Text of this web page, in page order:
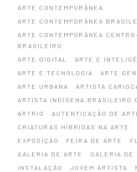
ARTE CONTEMPORÂNEA
ARTE CONTEMPORÂNEA
ARTE CONTEMPORÂNEA
BRASILEIRO
ARTE DIGITAL
ARTE E
ARTE E TECNOLOGIA
ARTE
ARTE URBANA
ARTISTA
ARTISTA INDÍGENA BRASILEIRO
ARTRIO
AUTENTICAÇÃO DE
CRIATURAS HÍBRIDAS NA ARTE
EXPOSIÇÃO
FEIRA DE ARTE
GALERIA DE ARTE
GALERIA DE
INSTALAÇÃO
JOVEM ARTISTA